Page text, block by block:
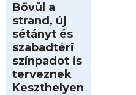
Bővül a
strand, új
sétányt és
szabadtéri
színpadot is
terveznek
Keszthelyen